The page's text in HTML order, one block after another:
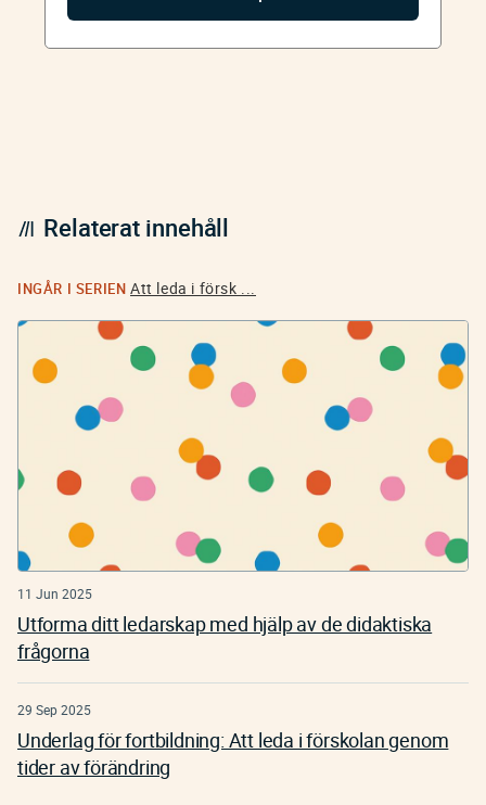
Relaterat innehåll
INGÅR I SERIEN Att leda i försk ...
11 Jun 2025
Utforma ditt ledarskap med hjälp av de didaktiska
frågorna
29 Sep 2025
Underlag för fortbildning: Att leda i förskolan genom
tider av förändring